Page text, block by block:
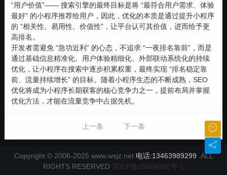
“用户价值”—— 搜索引擎的最终目标是将 “最符合用户需求、体验
最好” 的小程序推荐给用户，因此，优化的本质是通过提升小程序
的 “相关性、易用性、价值性”，让平台认可其价值，进而给予更
高排名。
开发者需避免 “急功近利” 的心态，不追求 “一夜排名靠前”，而是
通过基础信息精准化、用户体验精细化、外部联动系统化的持续
优化，让小程序在搜索中逐步积累权重，最终实现 “排名稳定靠
前、流量持续增长” 的目标。随着小程序生态的不断成熟，SEO
优化将成为小程序长期获客的核心竞争力之一，提前布局并掌握
优化方法，才能在流量竞争中占据先机。
上一条 下一条
Copyright © 2006-2025 www.wsjz.net 电话:13463989299 .ALL
RIGHTS RESERVED 冀ICP备15004082号-1